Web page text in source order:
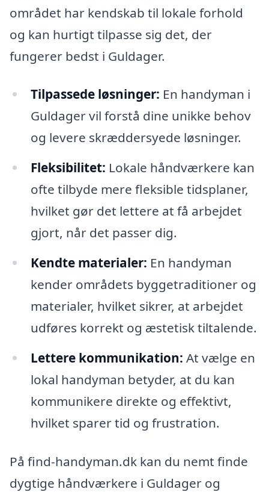
området har kendskab til lokale forhold
og kan hurtigt tilpasse sig det, der
fungerer bedst i Guldager.
Tilpassede løsninger: En handyman i
Guldager vil forstå dine unikke behov
og levere skræddersyede løsninger.
Fleksibilitet: Lokale håndværkere kan
ofte tilbyde mere fleksible tidsplaner,
hvilket gør det lettere at få arbejdet
gjort, når det passer dig.
Kendte materialer: En handyman
kender områdets byggetraditioner og
materialer, hvilket sikrer, at arbejdet
udføres korrekt og æstetisk tiltalende.
Lettere kommunikation: At vælge en
lokal handyman betyder, at du kan
kommunikere direkte og effektivt,
hvilket sparer tid og frustration.
På find-handyman.dk kan du nemt finde
dygtige håndværkere i Guldager og